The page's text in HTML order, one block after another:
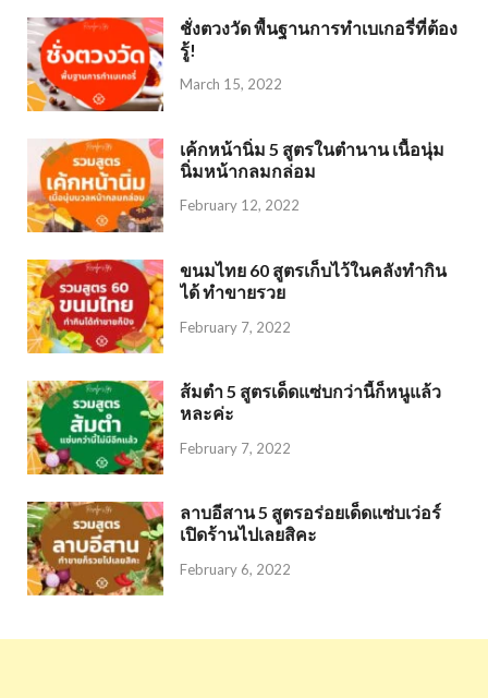
ชั่งตวงวัด พื้นฐานการทำเบเกอรี่ที่ต้อง
รู้!
March 15, 2022
เค้กหน้านิ่ม 5 สูตรในตำนาน เนื้อนุ่ม
นิ่มหน้ากลมกล่อม
February 12, 2022
ขนมไทย 60 สูตรเก็บไว้ในคลังทำกิน
ได้ ทำขายรวย
February 7, 2022
ส้มตำ 5 สูตรเด็ดแซ่บกว่านี้ก็หนูแล้ว
หละค่ะ
February 7, 2022
ลาบอีสาน 5 สูตรอร่อยเด็ดแซ่บเว่อร์
เปิดร้านไปเลยสิคะ
February 6, 2022